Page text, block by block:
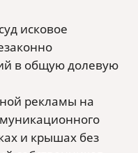
исковое
в общую долевую
рекламы на
и крышах без